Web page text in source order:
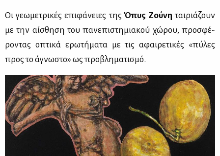
Οι γε­ω­με­τρι­κές επι­φά­νειες τηςΌπυς Ζού­νη ται­ριά­ζουν
με την αί­σθη­ση του πα­νε­πι­στη­μια­κού χώ­ρου, προ­σφέ­
ρο­ντας οπτι­κά ερω­τή­μα­τα με τις αφαι­ρε­τι­κές «πύ­λες
προς το άγνω­στο» ως προ­βλη­μα­τι­σμό.